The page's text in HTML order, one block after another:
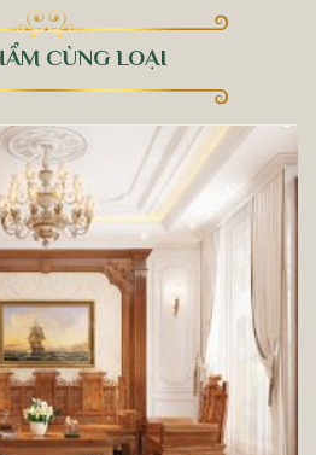
CÙNG LOẠI